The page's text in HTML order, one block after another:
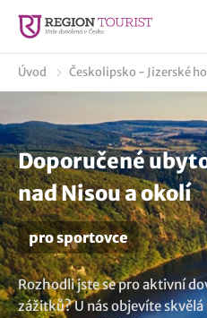
Úvod Českolipsko - Jizerské
Doporučené
nad Nisou a okolí
pro sportovce
Rozhodli jste se pro aktivní
zážitků? U nás objevíte